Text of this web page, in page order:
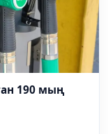
190 мың